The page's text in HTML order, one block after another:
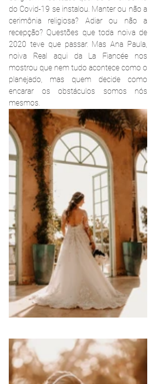
do Covid-19 se instalou. Manter ou não a
cerimônia religiosa? Adiar ou não a
recepção? Questões que toda noiva de
2020 teve que passar. Mas Ana Paula,
noiva Real aqui da La Fiancée nos
mostrou que nem tudo acontece como o
planejado, mas quem decide como
encarar os obstáculos somos nós
mesmos.